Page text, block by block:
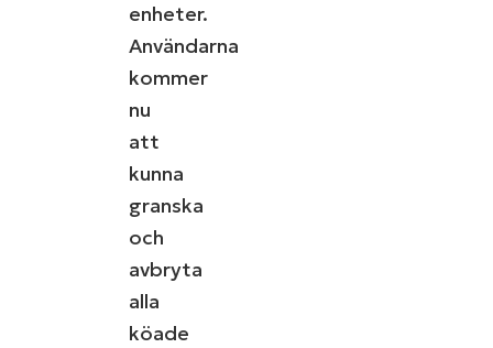
enheter.
Användarna
kommer
nu
att
kunna
granska
och
avbryta
alla
köade